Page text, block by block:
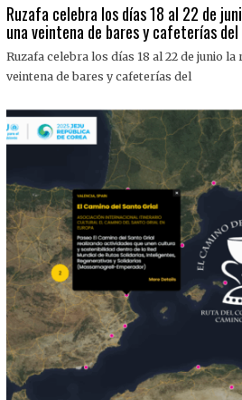
J
U
I
O
0
2
5
Ruzafa celebra los días 18 al 22 de
una veintena de bares y cafeterías
Ruzafa celebra los días 18 al 22 de junio la
veintena de bares y cafeterías del